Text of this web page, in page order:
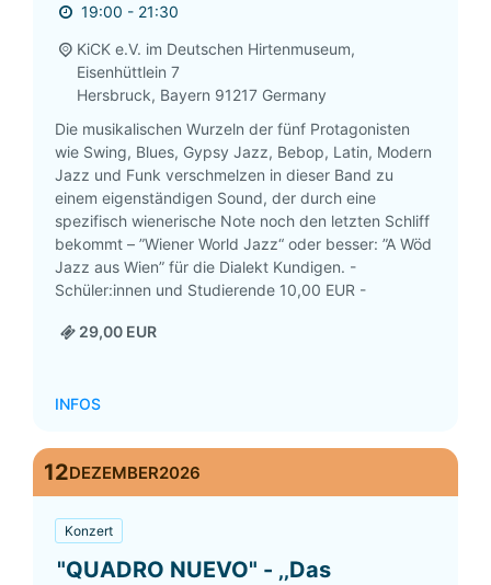
19:00 - 21:30
KiCK e.V. im Deutschen Hirtenmuseum,
Eisenhüttlein 7
Hersbruck, Bayern 91217 Germany
Die musikalischen Wurzeln der fünf Protagonisten
wie Swing, Blues, Gypsy Jazz, Bebop, Latin, Modern
Jazz und Funk verschmelzen in dieser Band zu
einem eigenständigen Sound, der durch eine
spezifisch wienerische Note noch den letzten Schliff
bekommt – ”Wiener World Jazz“ oder besser: ”A Wöd
Jazz aus Wien” für die Dialekt Kundigen. -
Schüler:innen und Studierende 10,00 EUR -
29,00 EUR
INFOS
12DEZEMBER2026
Konzert
"QUADRO NUEVO" - ‚‚Das